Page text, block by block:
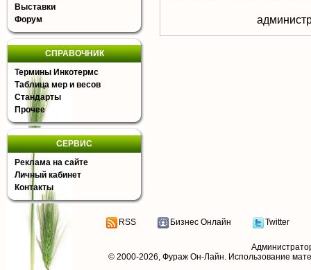
Выставки
Форум
СПРАВОЧНИК
Термины Инкотермс
Таблица мер и весов
Стандарты
Прочее
СЕРВИС
Реклама на сайте
Личный кабинет
Контакты
RSS Бизнес Онлайн Twitter
© 2000-2026, Фураж Он-Лайн. Использование